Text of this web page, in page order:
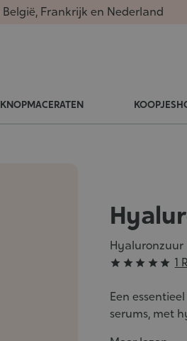
Frankrijk en Nederland
KNOPMACERATEN
Hyaluronzuur
Grade
5/5
     1
Een
serums, met